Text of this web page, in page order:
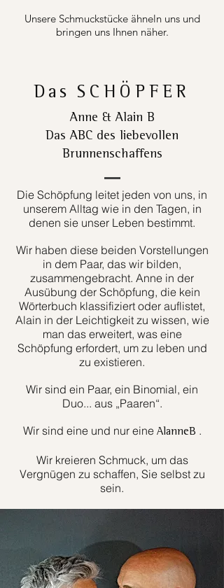
Unsere Schmuckstücke ähneln uns und
bringen uns Ihnen näher.
Das SCHÖPFER
Anne & Alain B
Das ABC des liebevollen
Brunnenschaffens
Die Schöpfung leitet jeden von uns, in
unserem Alltag wie in den Tagen, in
denen sie unser Leben bestimmt.
Wir haben diese beiden Vorstellungen
in dem Paar, das wir bilden,
zusammengebracht. Anne in der
Ausübung der Schöpfung, die kein
Wörterbuch klassifiziert oder auflistet,
Alain in der Leichtigkeit zu wissen, wie
man das erweitert, was eine
Schöpfung erfordert, um zu leben und
zu existieren.
Wir sind ein Paar, ein Binomial, ein
Duo... aus „Paaren“.
Wir sind eine und nur eine AlanneB .
Wir kreieren Schmuck, um das
Vergnügen zu schaffen, Sie selbst zu
sein.